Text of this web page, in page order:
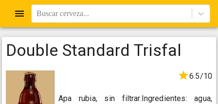
Buscar cerveza...
Double Standard Trisfal
6.5/10
Apa rubia, sin filtrar.Ingredientes: agua,